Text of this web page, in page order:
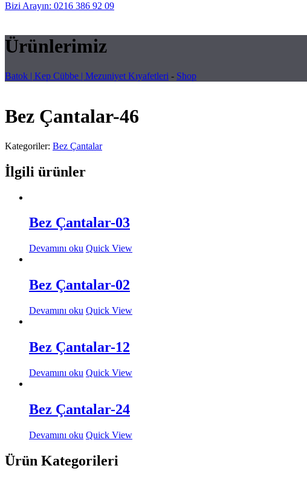
Bizi Arayın: 0216 386 92 09
Ürünlerimiz
Batok | Kep Cübbe | Mezuniyet Kıyafetleri - Shop
Bez Çantalar-46
Kategoriler: Bez Çantalar
İlgili ürünler
Bez Çantalar-03
Devamını oku Quick View
Bez Çantalar-02
Devamını oku Quick View
Bez Çantalar-12
Devamını oku Quick View
Bez Çantalar-24
Devamını oku Quick View
Ürün Kategorileri